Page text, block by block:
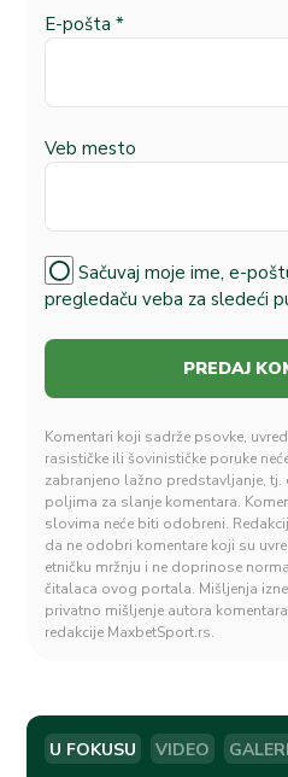
E-pošta *
Veb mesto
Sačuvaj moje ime, e-
pregledaču veba za sledeći
Komentari koji sadrže psovke,
rasističke ili šovinističke poruke
zabranjeno lažno predstavljanje,
poljima za slanje komentara.
slovima neće biti odobreni.
da ne odobri komentare koji su
etničku mržnju i ne doprinose
čitalaca ovog portala. Mišljenja
privatno mišljenje autora
redakcije MaxbetSport.rs.
U FOKUSU VIDEO